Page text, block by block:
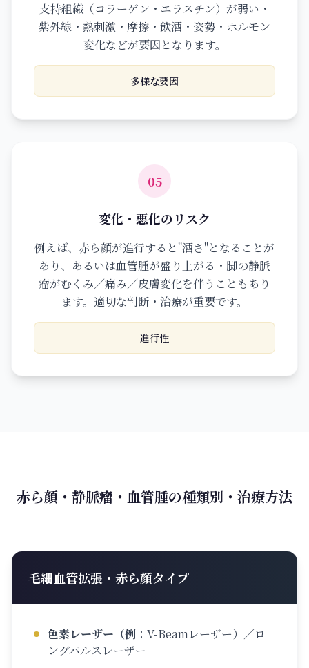
支持組織（コラーゲン・エラスチン）が弱い・
紫外線・熱刺激・摩擦・飲酒・姿勢・ホルモン
変化などが要因となります。
多様な要因
05
変化・悪化のリスク
例えば、赤ら顔が進行すると"酒さ"となることが
あり、あるいは血管腫が盛り上がる・脚の静脈
瘤がむくみ／痛み／皮膚変化を伴うこともあり
ます。適切な判断・治療が重要です。
進行性
赤ら顔・静脈瘤・血管腫の種類別・治療方法
毛細血管拡張・赤ら顔タイプ
色素レーザー（例 ： V-Beamレーザー）／ロ
ングパルスレーザー